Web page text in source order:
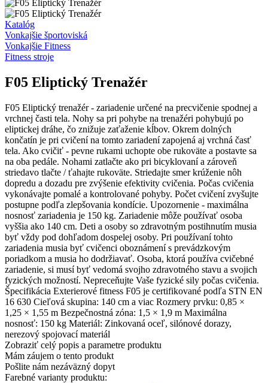
Katalóg
Vonkajšie športoviská
Vonkajšie Fitness
Fitness stroje
F05 Eliptický Trenažér
F05 Eliptický trenažér - zariadenie určené na precvičenie spodnej a
vrchnej časti tela. Nohy sa pri pohybe na trenažéri pohybujú po
eliptickej dráhe, čo znižuje zaťaženie kĺbov. Okrem dolných
končatín je pri cvičení na tomto zariadení zapojená aj vrchná časť
tela. Ako cvičiť - pevne rukami uchopte obe rukoväte a postavte sa
na oba pedále. Nohami zatlačte ako pri bicyklovaní a zároveň
striedavo tlačte / ťahajte rukoväte. Striedajte smer krúženie nôh
dopredu a dozadu pre zvýšenie efektivity cvičenia. Počas cvičenia
vykonávajte pomalé a kontrolované pohyby. Počet cvičení zvyšujte
postupne podľa zlepšovania kondície. Upozornenie - maximálna
nosnosť zariadenia je 150 kg. Zariadenie môže používať osoba
vyššia ako 140 cm. Deti a osoby so zdravotným postihnutím musia
byť vždy pod dohľadom dospelej osoby. Pri používaní tohto
zariadenia musia byť cvičenci oboznámení s prevádzkovým
poriadkom a musia ho dodržiavať. Osoba, ktorá používa cvičebné
zariadenie, si musí byť vedomá svojho zdravotného stavu a svojich
fyzických možností. Nepreceňujte Vaše fyzické sily počas cvičenia.
Špecifikácia Exterierové fitness F05 je certifikované podľa STN EN
16 630 Cieľová skupina: 140 cm a viac Rozmery prvku: 0,85 ×
1,25 × 1,55 m Bezpečnostná zóna: 1,5 × 1,9 m Maximálna
nosnosť: 150 kg Materiál: Zinkovaná oceľ, silónové dorazy,
nerezový spojovací materiál
Zobraziť celý popis a parametre produktu
Mám záujem o tento produkt
Pošlite nám nezáväzný dopyt
Farebné varianty produktu: